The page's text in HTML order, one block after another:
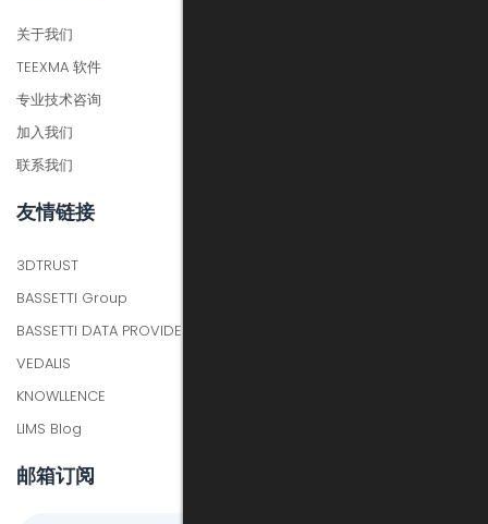
关于我们
TEEXMA 软件
专业技术咨询
加入我们
联系我们
友情链接
3DTRUST
BASSETTI Group
BASSETTI DATA PROVIDER
VEDALIS
KNOWLLENCE
LIMS Blog
邮箱订阅